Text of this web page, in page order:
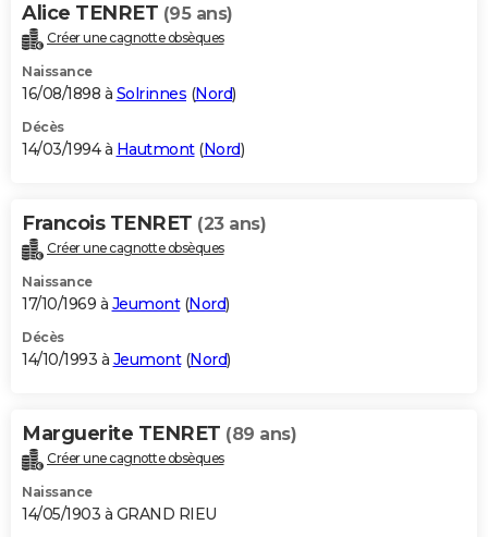
Alice TENRET (95 ans)
Créer une cagnotte obsèques
Naissance
16/08/1898 à Solrinnes (Nord)
Décès
14/03/1994 à Hautmont(Nord)
Francois TENRET (23 ans)
Créer une cagnotte obsèques
Naissance
17/10/1969 à Jeumont(Nord)
Décès
14/10/1993 à Jeumont(Nord)
Marguerite TENRET (89 ans)
Créer une cagnotte obsèques
Naissance
14/05/1903 à GRAND RIEU